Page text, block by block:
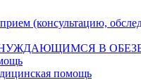
(консультацию,
В
помощь